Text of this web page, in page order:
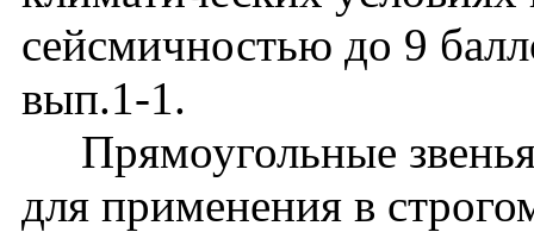
сейсмичностью до 9
вып.1-1.
Прямоугольные звенья
для применения в